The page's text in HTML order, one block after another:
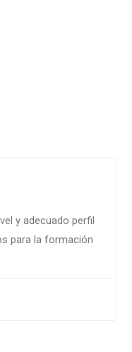
y adecuado perfil
para la formación